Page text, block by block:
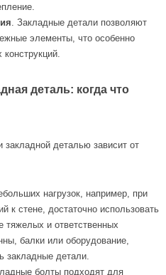
. Закладные детали позволяют
элементы, что особенно
деталь: когда что
деталью зависит от
нагрузок, например, при
к стене, достаточно использовать
и ответственных
балки или оборудование,
закладные детали.
болты подходят для